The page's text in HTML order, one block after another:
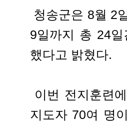
청송군은 8월 2
9일까지 총 24일
했다고 밝혔다.
이번 전지훈련
지도자 70여 명